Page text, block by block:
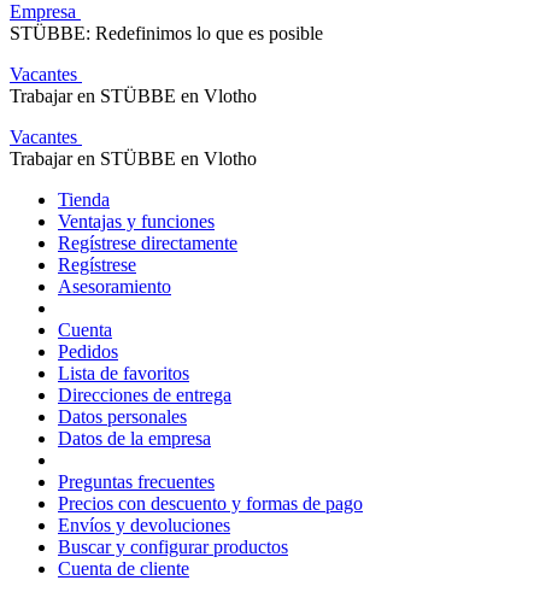
Empresa
STÜBBE: Redefinimos lo que es posible
Vacantes
Trabajar en STÜBBE en Vlotho
Vacantes
Trabajar en STÜBBE en Vlotho
Tienda
Ventajas y funciones
Regístrese directamente
Regístrese
Asesoramiento
Cuenta
Pedidos
Lista de favoritos
Direcciones de entrega
Datos personales
Datos de la empresa
Preguntas frecuentes
Precios con descuento y formas de pago
Envíos y devoluciones
Buscar y configurar productos
Cuenta de cliente